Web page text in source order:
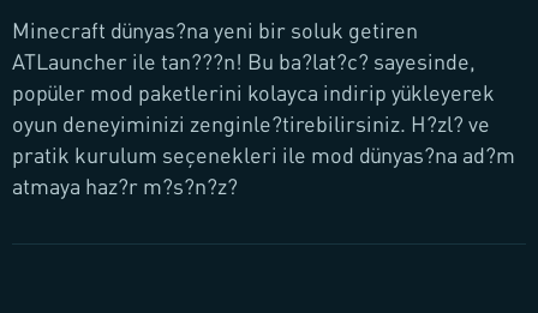
Minecraft dünyas?na yeni bir soluk getiren
ATLauncher ile tan???n! Bu ba?lat?c? sayesinde,
popüler mod paketlerini kolayca indirip yükleyerek
oyun deneyiminizi zenginle?tirebilirsiniz. H?zl? ve
pratik kurulum seçenekleri ile mod dünyas?na ad?m
atmaya haz?r m?s?n?z?